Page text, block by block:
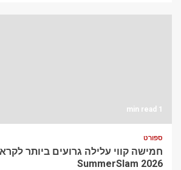
1 min read
ספורט
SummerSlam 2026